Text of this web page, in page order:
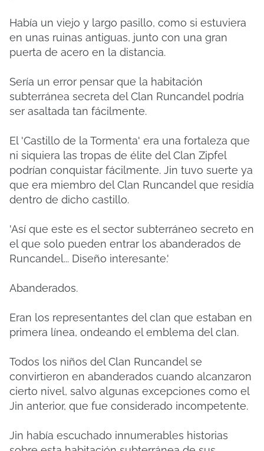
Había un viejo y largo pasillo, como si estuviera
en unas ruinas antiguas, junto con una gran
puerta de acero en la distancia.
Sería un error pensar que la habitación
subterránea secreta del Clan Runcandel podría
ser asaltada tan fácilmente.
El 'Castillo de la Tormenta' era una fortaleza que
ni siquiera las tropas de élite del Clan Zipfel
podrían conquistar fácilmente. Jin tuvo suerte ya
que era miembro del Clan Runcandel que residía
dentro de dicho castillo.
'Así que este es el sector subterráneo secreto en
el que solo pueden entrar los abanderados de
Runcandel... Diseño interesante.'
Abanderados.
Eran los representantes del clan que estaban en
primera línea, ondeando el emblema del clan.
Todos los niños del Clan Runcandel se
convirtieron en abanderados cuando alcanzaron
cierto nivel, salvo algunas excepciones como el
Jin anterior, que fue considerado incompetente.
Jin había escuchado innumerables historias